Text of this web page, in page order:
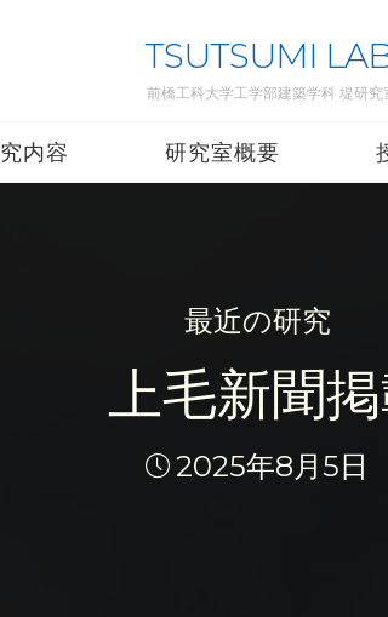
TSUTSUMI
前橋工科大学工学部建築学科 堤研究
内容 研究室概要
最近の研究
上毛新聞
2025年8月5日